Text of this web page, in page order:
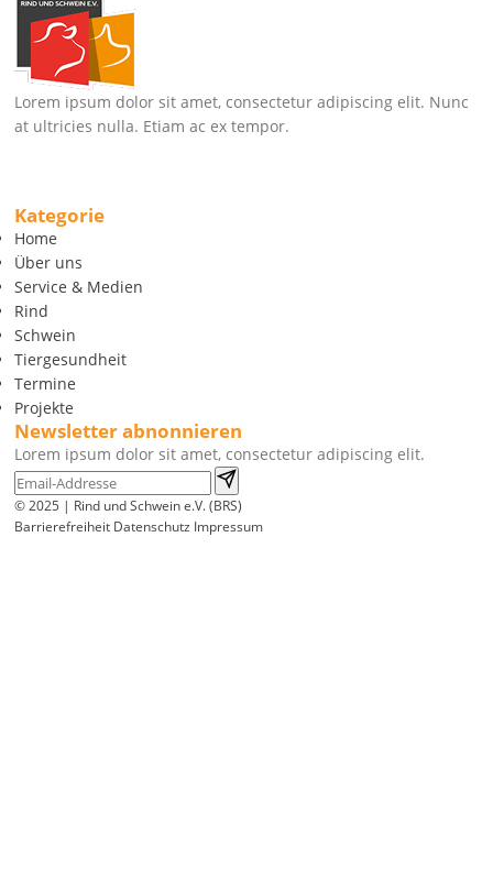
Lorem ipsum dolor sit amet, consectetur adipiscing elit. Nunc
at ultricies nulla. Etiam ac ex tempor.
Kategorie
Home
Über uns
Service & Medien
Rind
Schwein
Tiergesundheit
Termine
Projekte
Newsletter abnonnieren
Lorem ipsum dolor sit amet, consectetur adipiscing elit.
© 2025 | Rind und Schwein e.V. (BRS)
Barrierefreiheit Datenschutz Impressum